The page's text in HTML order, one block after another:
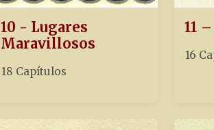
10 - Lugares
Maravillosos
18 Capítulos
11
16